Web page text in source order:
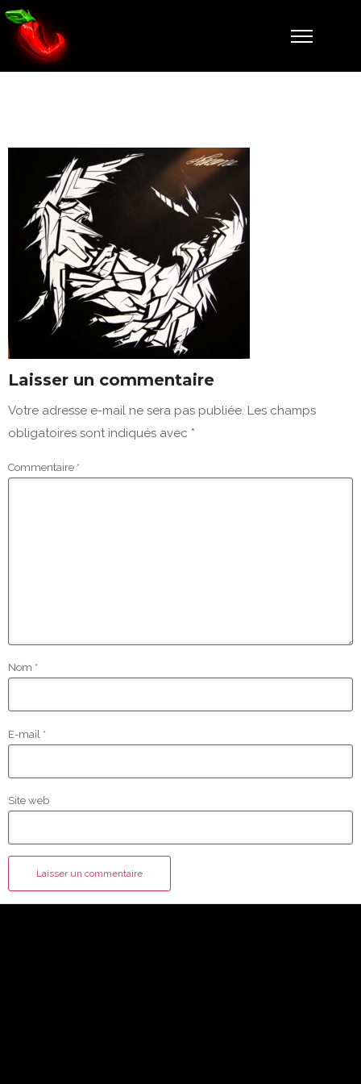
Laisser un commentaire
Votre adresse e-mail ne sera pas publiée. Les champs
obligatoires sont indiqués avec *
Commentaire *
Nom *
E-mail *
Site web